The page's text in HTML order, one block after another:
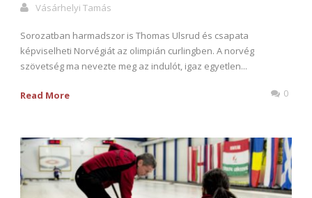
Vásárhelyi Tamás
Sorozatban harmadszor is Thomas Ulsrud és csapata
képviselheti Norvégiát az olimpián curlingben. A norvég
szövetség ma nevezte meg az indulót, igaz egyetlen...
Read More 0